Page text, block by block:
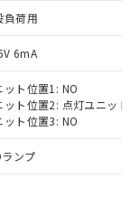
負荷用
6mA
ット位置1: NO
ット位置2: 点灯ユニット
ット位置3: NO
ランプ
質）の
な商品で